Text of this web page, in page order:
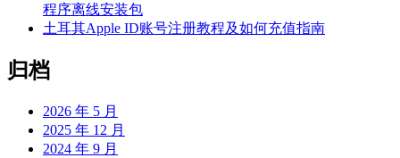
程序离线安装包
土耳其Apple ID账号注册教程及如何充值指南
归档
2026 年 5 月
2025 年 12 月
2024 年 9 月